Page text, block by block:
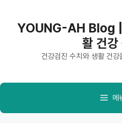
뛰
YOUNG-AH Blog |
활 건강
건강검진 수치와 생활 건
메